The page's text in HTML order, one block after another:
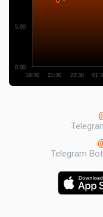
19:30 21:30 23:30
0.00
5.00
Telegram